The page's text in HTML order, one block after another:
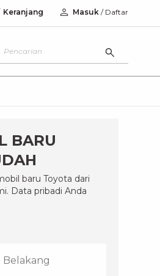
Keranjang Masuk / Daftar
BARU
baru Toyota dari
Data pribadi Anda